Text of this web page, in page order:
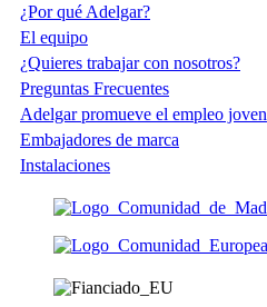
¿Por qué Adelgar?
El equipo
¿Quieres trabajar con nosotros?
Preguntas Frecuentes
Adelgar promueve el empleo joven
Embajadores de marca
Instalaciones